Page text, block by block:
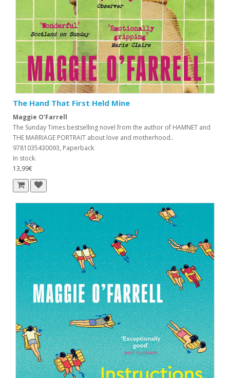
The Hand That First Held Mine
Maggie O'Farrell
The Sunday Times bestselling novel from the author of HAMNET and
THE MARRIAGE PORTRAIT about love and motherhood..
9781035430093, Paperback
In stock.
13,99€